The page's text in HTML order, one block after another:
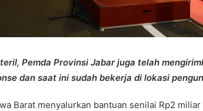
Pemda Provinsi Jabar juga telah
dan saat ini sudah bekerja di lokasi
Barat menyalurkan bantuan senilai Rp2